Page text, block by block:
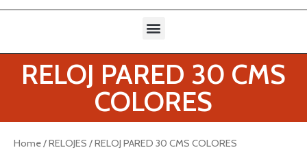
RELOJ PARED 30 CMS
COLORES
Home/RELOJES / RELOJ PARED 30 CMS COLORES